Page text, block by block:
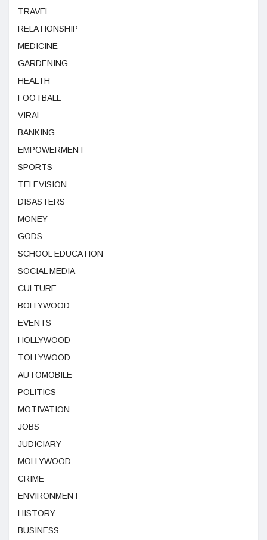
TRAVEL
RELATIONSHIP
MEDICINE
GARDENING
HEALTH
FOOTBALL
VIRAL
BANKING
EMPOWERMENT
SPORTS
TELEVISION
DISASTERS
MONEY
GODS
SCHOOL EDUCATION
SOCIAL MEDIA
CULTURE
BOLLYWOOD
EVENTS
HOLLYWOOD
TOLLYWOOD
AUTOMOBILE
POLITICS
MOTIVATION
JOBS
JUDICIARY
MOLLYWOOD
CRIME
ENVIRONMENT
HISTORY
BUSINESS